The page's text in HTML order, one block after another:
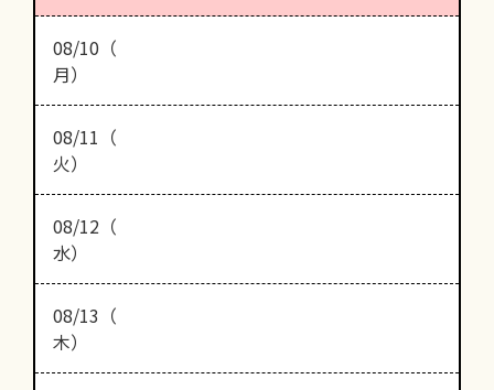
08/10（
月）
08/11（
火）
08/12（
水）
08/13（
木）